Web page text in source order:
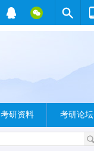
考研资料 考研论坛